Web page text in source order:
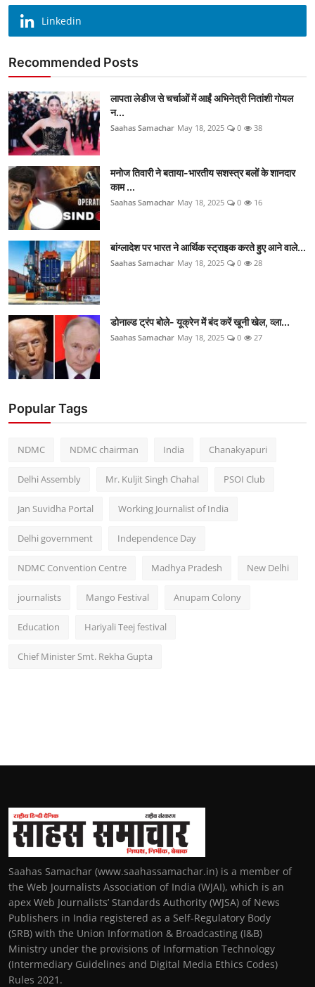
Linkedin
Recommended Posts
लापता लेडीज से चर्चाओं में आईं अभिनेत्री नितांशी गोयल
न...
Saahas Samachar May 18, 2025 0 38
मनोज तिवारी ने बताया-भारतीय सशस्त्र बलों के शानदार
काम ...
Saahas Samachar May 18, 2025 0 16
बांग्लादेश पर भारत ने आर्थिक स्ट्राइक करते हुए आने वाले...
Saahas Samachar May 18, 2025 0 28
डोनाल्ड ट्रंप बोले- यूक्रेन में बंद करें खूनी खेल, व्ला...
Saahas Samachar May 18, 2025 0 27
Popular Tags
NDMC NDMC chairman India Chanakyapuri
Delhi Assembly Mr. Kuljit Singh Chahal PSOI Club
Jan Suvidha Portal Working Journalist of India
Delhi government Independence Day
NDMC Convention Centre Madhya Pradesh New Delhi
journalists Mango Festival Anupam Colony
Education Hariyali Teej festival
Chief Minister Smt. Rekha Gupta
Saahas Samachar (www.saahassamachar.in) is a member of
the Web Journalists Association of India (WJAI), which is an
apex Web Journalists’ Standards Authority (WJSA) of News
Publishers in India registered as a Self-Regulatory Body
(SRB) with the Union Information & Broadcasting (I&B)
Ministry under the provisions of Information Technology
(Intermediary Guidelines and Digital Media Ethics Codes)
Rules 2021.